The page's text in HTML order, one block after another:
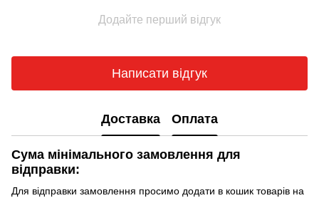
Додайте перший відгук
Написати відгук
Доставка Оплата
Сума мінімального замовлення для
відправки:
Для відправки замовлення просимо додати в кошик товарів на